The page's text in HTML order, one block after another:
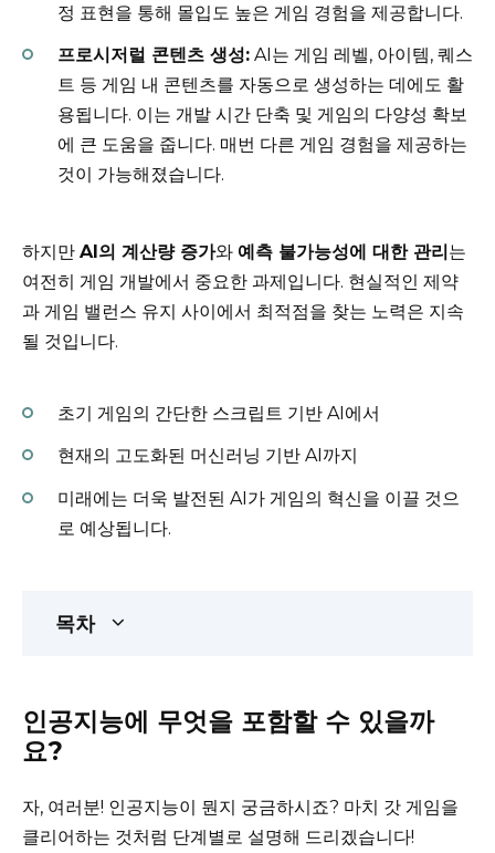
정 표현을 통해 몰입도 높은 게임 경험을 제공합니다.
프로시저럴 콘텐츠 생성: AI는 게임 레벨, 아이템, 퀘스
트 등 게임 내 콘텐츠를 자동으로 생성하는 데에도 활
용됩니다. 이는 개발 시간 단축 및 게임의 다양성 확보
에 큰 도움을 줍니다. 매번 다른 게임 경험을 제공하는
것이 가능해졌습니다.
하지만 AI의 계산량 증가와 예측 불가능성에 대한 관리는
여전히 게임 개발에서 중요한 과제입니다. 현실적인 제약
과 게임 밸런스 유지 사이에서 최적점을 찾는 노력은 지속
될 것입니다.
초기 게임의 간단한 스크립트 기반 AI에서
현재의 고도화된 머신러닝 기반 AI까지
미래에는 더욱 발전된 AI가 게임의 혁신을 이끌 것으
로 예상됩니다.
목차
인공지능에 무엇을 포함할 수 있을까
요?
자, 여러분! 인공지능이 뭔지 궁금하시죠? 마치 갓 게임을
클리어하는 것처럼 단계별로 설명해 드리겠습니다!